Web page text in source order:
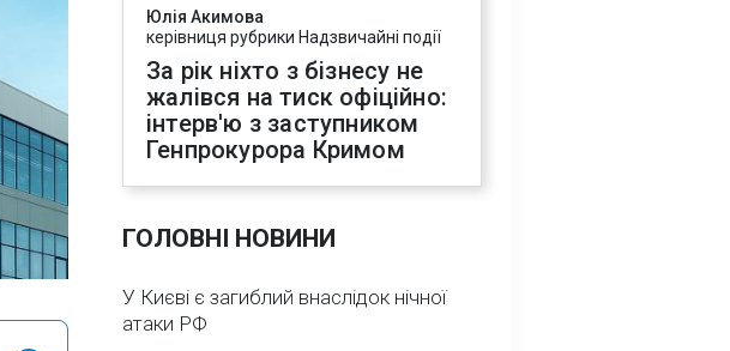
Юлія Акимова
керівниця рубрики Надзвичайні події
За рік ніхто з бізнесу не
жалівся на тиск офіційно:
інтерв'ю з заступником
Генпрокурора Кримом
ГОЛОВНІ НОВИНИ
У Києві є загиблий внаслідок нічної
атаки РФ